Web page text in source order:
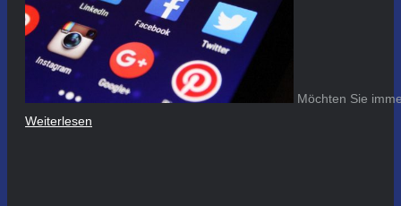
Möchten Sie
Weiterlesen